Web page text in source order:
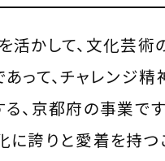
かして、文化芸術
って、チャレンジ
、京都府の事業で
誇りと愛着を持つ